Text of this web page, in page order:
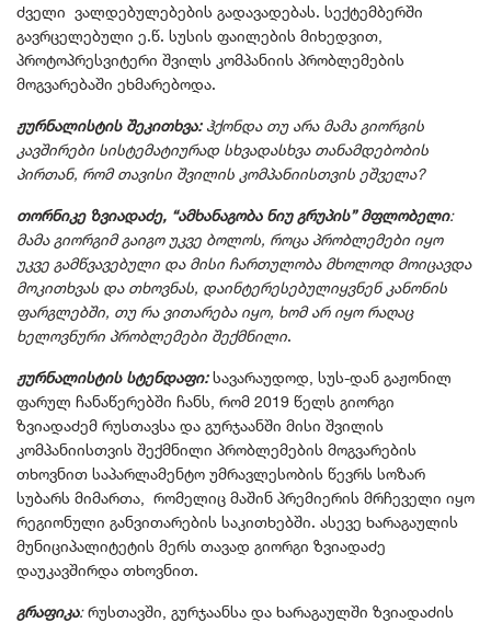
ძველი ვალდებულებების გადავადებას. სექტემბერში
გავრცელებული ე.წ. სუსის ფაილების მიხედვით,
პროტოპრესვიტერი შვილს კომპანიის პრობლემების
მოგვარებაში ეხმარებოდა.
ჟურნალისტის შეკითხვა: ჰქონდა თუ არა მამა გიორგის
კავშირები სისტემატიურად სხვადასხვა თანამდებობის
პირთან, რომ თავისი შვილის კომპანიისთვის ეშველა?
თორნიკე ზვიადაძე, “ამხანაგობა ნიუ გრუპის” მფლობელი:
მამა გიორგიმ გაიგო უკვე ბოლოს, როცა პრობლემები იყო
უკვე გამწვავებული და მისი ჩართულობა მხოლოდ მოიცავდა
მოკითხვას და თხოვნას, დაინტერესებულიყვნენ კანონის
ფარგლებში, თუ რა ვითარება იყო, ხომ არ იყო რაღაც
ხელოვნური პრობლემები შექმნილი.
ჟურნალისტის სტენდაფი:სავარაუდოდ, სუს-დან გაჟონილ
ფარულ ჩანაწერებში ჩანს, რომ 2019 წელს გიორგი
ზვიადაძემ რუსთავსა და გურჯაანში მისი შვილის
კომპანიისთვის შექმნილი პრობლემების მოგვარების
თხოვნით საპარლამენტო უმრავლესობის წევრს სოზარ
სუბარს მიმართა, რომელიც მაშინ პრემიერის მრჩეველი იყო
რეგიონული განვითარების საკითხებში. ასევე ხარაგაულის
მუნიციპალიტეტის მერს თავად გიორგი ზვიადაძე
დაუკავშირდა თხოვნით.
გრაფიკა:რუსთავში, გურჯაანსა და ხარაგაულში ზვიადაძის